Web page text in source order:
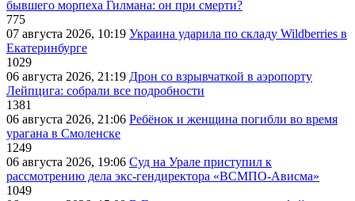
бывшего морпеха Гилмана: он при смерти?
775
07 августа 2026, 10:19 Украина ударила по складу Wildberries в
Екатеринбурге
1029
06 августа 2026, 21:19 Дрон со взрывчаткой в аэропорту
Лейпцига: собрали все подробности
1381
06 августа 2026, 21:06 Ребёнок и женщина погибли во время
урагана в Смоленске
1249
06 августа 2026, 19:06 Суд на Урале приступил к
рассмотрению дела экс-гендиректора «ВСМПО-Ависма»
1049